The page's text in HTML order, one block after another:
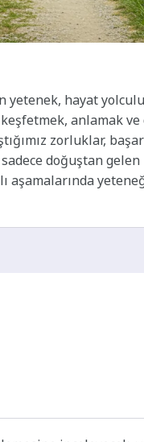
hayat
anlamak
zorluklar,
doğuştan